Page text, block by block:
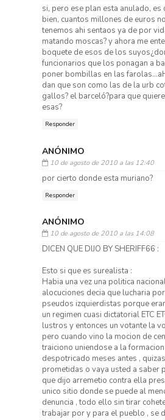
si, pero ese plan esta anulado, es
bien, cuantos millones de euros
tenemos ahi sentaos ya de por
matando moscas? y ahora me
boquete de esos de los
funcionarios que los ponagan a
poner bombillas en las
dan que son como las de la urb
gallos? el barceló?para que
esas?
Responder
ANÓNIMO
10 de agosto de 2010 a las 12:40
por cierto donde esta muriano?
Responder
ANÓNIMO
10 de agosto de 2010 a las 14:08
DICEN QUE DIJO BY SHERIFF66 :
Esto si que es surealista :
Habia una vez una politica
alocuciones decia que lucharia
pseudos izquierdistas porque
un regimen cuasi dictatorial ETC
lustros y entonces un votante la
pero cuando vino la mocion de
traiciono uniendose a la
despotricado meses antes ,
prometidas o vaya usted a saber
que dijo arremetio contra ella
unico sitio donde se puede al
denuncia , todo ello sin tirar
trabajar por y para el pueblo , se